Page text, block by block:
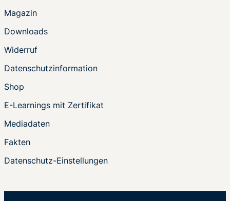
Magazin
Downloads
Widerruf
Datenschutzinformation
Shop
E-Learnings mit Zertifikat
Mediadaten
Fakten
Datenschutz-Einstellungen